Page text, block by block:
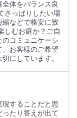
体をバランス良
さっぱりしたい場
縮などで格安に致
しむお庭か？ご自
コミュニケーシ
、お客様のご希望
にしています。
することだと思
たり答えが出て